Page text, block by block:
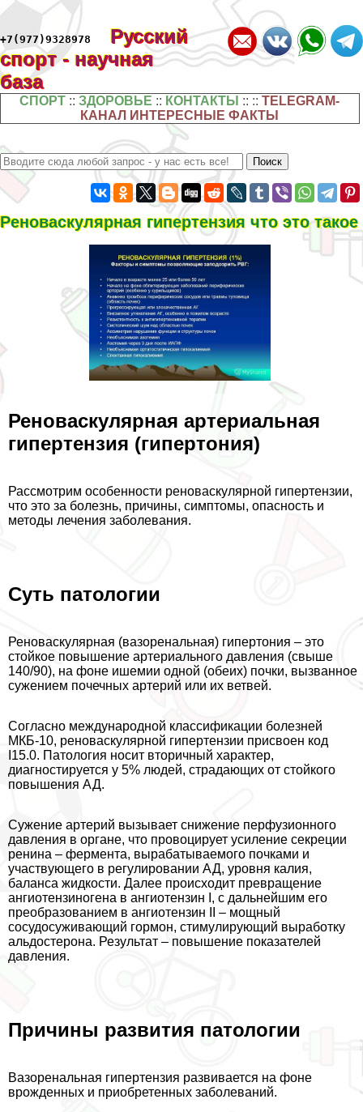
+7(977)9328978
Русский
спорт - научная
база
СПОРТ ::ЗДОРОВЬЕ :: КОНТАКТЫ :: ::TELEGRAM-
КАНАЛ ИНТЕРЕСНЫЕ ФАКТЫ
Реноваскулярная гипертензия что это такое
Реноваскулярная артериальная
гипертензия (гипертония)
Рассмотрим особенности реноваскулярной гипертензии,
что это за болезнь, причины, симптомы, опасность и
методы лечения заболевания.
Суть патологии
Реноваскулярная (вазоренальная) гипертония – это
стойкое повышение артериального давления (свыше
140/90), на фоне ишемии одной (обеих) почки, вызванное
сужением почечных артерий или их ветвей.
Согласно международной классификации болезней
МКБ-10, реноваскулярной гипертензии присвоен код
I15.0. Патология носит вторичный хаpaктер,
диагностируется у 5% людей, страдающих от стойкого
повышения АД.
Сужение артерий вызывает снижение перфузионного
давления в органе, что провоцирует усиление секреции
ренина – фермента, выpaбатываемого почками и
участвующего в регулировании АД, уровня калия,
баланса жидкости. Далее происходит превращение
ангиотензиногена в ангиотензин I, с дальнейшим его
преобразованием в ангиотензин II – мощный
сосудосуживающий гормон, стимулирующий выработку
альдостерона. Результат – повышение показателей
давления.
Причины развития патологии
Вазоренальная гипертензия развивается на фоне
врожденных и приобретенных заболеваний.